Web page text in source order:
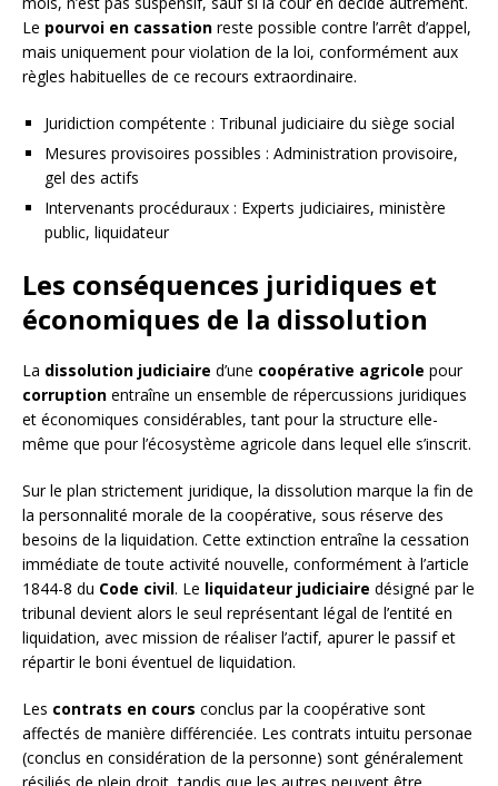
Le pourvoi en cassation reste possible contre l’arrêt d’appel,
mais uniquement pour violation de la loi, conformément aux
règles habituelles de ce recours extraordinaire.
Juridiction compétente : Tribunal judiciaire du siège social
Mesures provisoires possibles : Administration provisoire,
gel des actifs
Intervenants procéduraux : Experts judiciaires, ministère
public, liquidateur
Les conséquences juridiques et
économiques de la dissolution
La dissolution judiciaire d’une coopérative agricole pour
corruption entraîne un ensemble de répercussions juridiques
et économiques considérables, tant pour la structure elle-
même que pour l’écosystème agricole dans lequel elle s’inscrit.
Sur le plan strictement juridique, la dissolution marque la fin de
la personnalité morale de la coopérative, sous réserve des
besoins de la liquidation. Cette extinction entraîne la cessation
immédiate de toute activité nouvelle, conformément à l’article
1844-8 du Code civil. Le liquidateur judiciaire désigné par le
tribunal devient alors le seul représentant légal de l’entité en
liquidation, avec mission de réaliser l’actif, apurer le passif et
répartir le boni éventuel de liquidation.
Les contrats en cours conclus par la coopérative sont
affectés de manière différenciée. Les contrats intuitu personae
(conclus en considération de la personne) sont généralement
résiliés de plein droit, tandis que les autres peuvent être